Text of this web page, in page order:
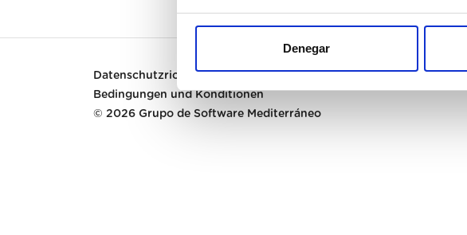
Denegar
Datenschutzrichtlinie
Bedingungen und Konditionen
© 2026 Grupo de Software Mediterráneo